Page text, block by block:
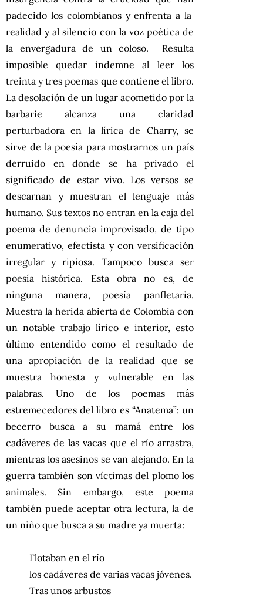
padecido los colombianos y enfrenta a la
realidad y al silencio con la voz poética de
la envergadura de un coloso. Resulta
imposible quedar indemne al leer los
treinta y tres poemas que contiene el libro.
La desolación de un lugar acometido por la
barbarie alcanza una claridad
perturbadora en la lírica de Charry, se
sirve de la poesía para mostrarnos un país
derruido en donde se ha privado el
significado de estar vivo. Los versos se
descarnan y muestran el lenguaje más
humano. Sus textos no entran en la caja del
poema de denuncia improvisado, de tipo
enumerativo, efectista y con versificación
irregular y ripiosa. Tampoco busca ser
poesía histórica. Esta obra no es, de
ninguna manera, poesía panfletaria.
Muestra la herida abierta de Colombia con
un notable trabajo lírico e interior, esto
último entendido como el resultado de
una apropiación de la realidad que se
muestra honesta y vulnerable en las
palabras. Uno de los poemas más
estremecedores del libro es “Anatema”: un
becerro busca a su mamá entre los
cadáveres de las vacas que el río arrastra,
mientras los asesinos se van alejando. En la
guerra también son víctimas del plomo los
animales. Sin embargo, este poema
también puede aceptar otra lectura, la de
un niño que busca a su madre ya muerta:
Flotaban en el río
los cadáveres de varias vacas jóvenes.
Tras unos arbustos